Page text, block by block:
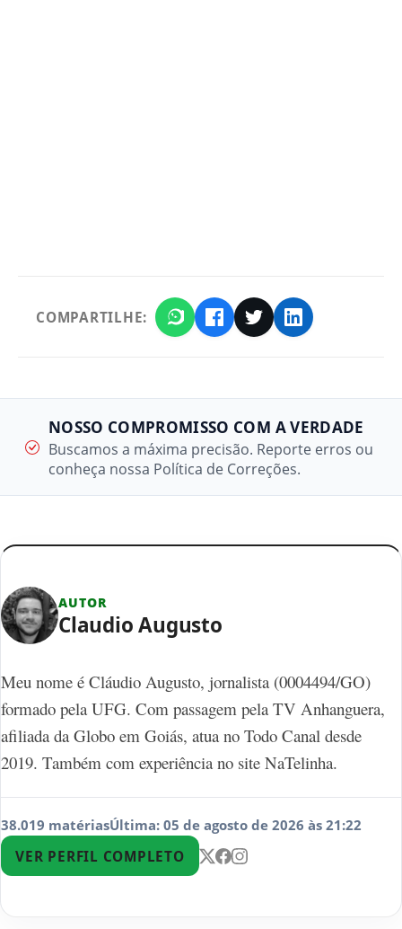
COMPARTILHE:
NOSSO COMPROMISSO COM A VERDADE
Buscamos a máxima precisão. Reporte erros ou
conheça nossa Política de Correções.
AUTOR
Claudio Augusto
Meu nome é Cláudio Augusto, jornalista (0004494/GO)
formado pela UFG. Com passagem pela TV Anhanguera,
afiliada da Globo em Goiás, atua no Todo Canal desde
2019. Também com experiência no site NaTelinha.
38.019 matériasÚltima: 05 de agosto de 2026 às 21:22
VER PERFIL COMPLETO